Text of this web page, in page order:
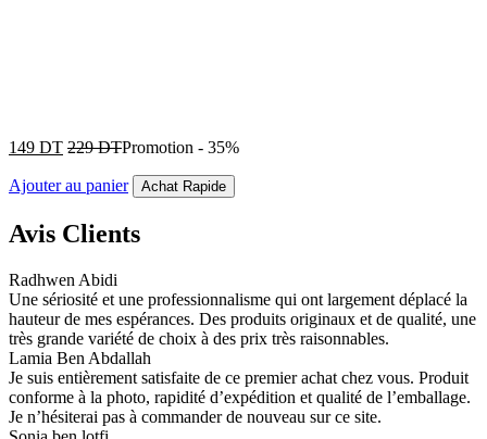
149 DT 229DTPromotion - 35%
Ajouter au panier Achat Rapide
Avis Clients
Radhwen Abidi
Une sériosité et une professionnalisme qui ont largement déplacé la
hauteur de mes espérances. Des produits originaux et de qualité, une
très grande variété de choix à des prix très raisonnables.
Lamia Ben Abdallah
Je suis entièrement satisfaite de ce premier achat chez vous. Produit
conforme à la photo, rapidité d’expédition et qualité de l’emballage.
Je n’hésiterai pas à commander de nouveau sur ce site.